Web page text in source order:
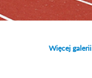
Więcej galerii